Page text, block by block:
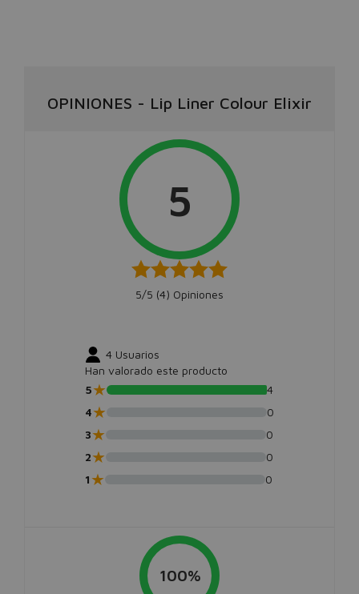
OPINIONES - Lip Liner Colour Elixir
5
5/5 (4) Opiniones
4 Usuarios
Han valorado este producto
5★
4
4★
0
3★
0
2★
0
1★ 0
100%